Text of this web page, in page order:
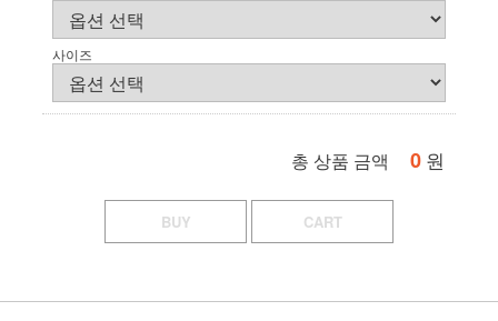
사이즈
총 상품 금액 0 원
BUY CART